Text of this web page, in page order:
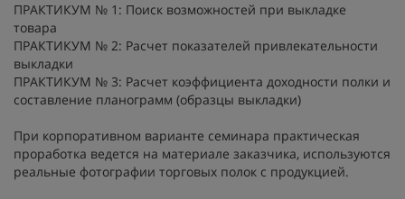
ПРАКТИКУМ № 1: Поиск возможностей при выкладке
товара
ПРАКТИКУМ № 2: Расчет показателей привлекательности
выкладки
ПРАКТИКУМ № 3: Расчет коэффициента доходности полки и
составление планограмм (образцы выкладки)
При корпоративном варианте семинара практическая
проработка ведется на материале заказчика, используются
реальные фотографии торговых полок с продукцией.